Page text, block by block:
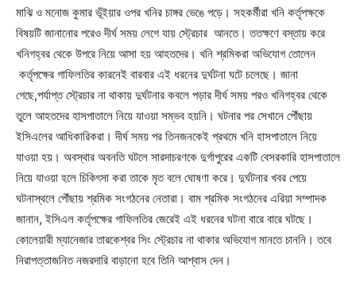
মাঝি ও মনোজ কুমার ভূঁইয়ার ওপর খনির চাঙ্গর ভেঙে পড়ে। সহকর্মীরা খনি কর্তৃপক্ষকে
বিষয়টি জানানোর পরেও দীর্ঘ সময় লেগে যায় স্ট্রেচার আনতে। ততক্ষণে বস্তায় করে
খনিগহ্বর থেকে উপরে নিয়ে আসা হয় আহতদের। খনি শ্রমিকরা অভিযোগ তোলেন
কর্তৃপক্ষের গাফিলতির কারনেই বারবার এই ধরনের দুর্ঘটনা ঘটে চলেছে। জানা
গেছে,পর্যাপ্ত স্ট্রেচার না থাকায় দুর্ঘটনার কবলে পড়ার দীর্ঘ সময় পরও খনিগহ্বর থেকে
তুলে আহতদের হাসপাতালে নিয়ে যাওয়া সম্ভব হয়নি। ঘটনার পর সেখানে পৌঁছায়
ইসিএলের আধিকারিকরা। দীর্ঘ সময় পর তিনজনকেই প্রথমে খনি হাসপাতালে নিয়ে
যাওয়া হয়। অবস্থার অবনতি ঘটলে সারদাচরণকে দুর্গাপুরের একটি বেসরকারি হাসপাতালে
নিয়ে যাওয়া হলে চিকিৎসা করা তাকে মৃত বলে ঘোষণা করে। দুর্ঘটনার খবর পেয়ে
ঘটনাস্থলে পৌঁছায় শ্রমিক সংগঠনের নেতারা। বাম শ্রমিক সংগঠনের এরিয়া সম্পাদক
জানান, ইসিএল কর্তৃপক্ষের গাফিলতির জেরেই এই ধরনের ঘটনা বারে বারে ঘটছে।
কোলেয়ারী ম্যানেজার তারকেশ্বর সিং স্ট্রেচার না থাকার অভিযোগ মানতে চাননি। তবে
নিরাপত্তাজনিত নজরদারি বাড়ানো হবে তিনি আশ্বাস দেন।